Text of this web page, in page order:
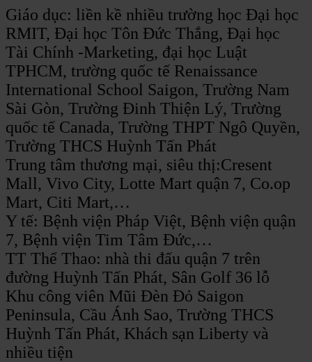
Giáo dục: liền kề nhiều trường học Đại học
RMIT, Đại học Tôn Đức Thắng, Đại học
Tài Chính -Marketing, đại học Luật
TPHCM, trường quốc tế Renaissance
International School Saigon, Trường Nam
Sài Gòn, Trường Đinh Thiện Lý, Trường
quốc tế Canada, Trường THPT Ngô Quyền,
Trường THCS Huỳnh Tấn Phát
Trung tâm thương mại, siêu thị:Cresent
Mall, Vivo City, Lotte Mart quận 7, Co.op
Mart, Citi Mart,…
Y tế: Bệnh viện Pháp Việt, Bệnh viện quận
7, Bệnh viện Tim Tâm Đức,…
TT Thể Thao: nhà thi đấu quận 7 trên
đường Huỳnh Tấn Phát, Sân Golf 36 lỗ
Khu công viên Mũi Đèn Đỏ Saigon
Peninsula, Cầu Ánh Sao, Trường THCS
Huỳnh Tấn Phát, Khách sạn Liberty và
nhiều tiện